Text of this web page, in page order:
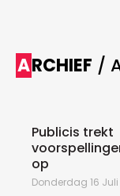
ARCHIEF /
Publicis trekt
op
Donderdag 16